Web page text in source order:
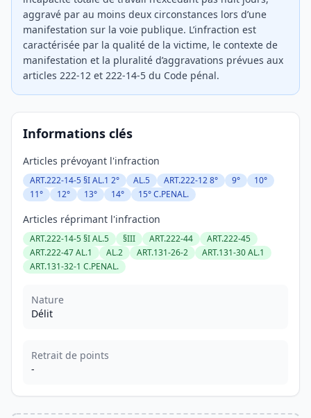
aggravé par au moins deux circonstances lors d’une
manifestation sur la voie publique. L’infraction est
caractérisée par la qualité de la victime, le contexte de
manifestation et la pluralité d’aggravations prévues aux
articles 222-12 et 222-14-5 du Code pénal.
Informations clés
Articles prévoyant l'infraction
ART.222-14-5 §I AL.1 2° AL.5 ART.222-12 8° 9°
10°
11°
12° 13° 14° 15° C.PENAL.
Articles réprimant l'infraction
ART.222-14-5 §I AL.5 §III ART.222-44
ART.222-45
ART.222-47 AL.1
AL.2 ART.131-26-2
ART.131-30 AL.1
ART.131-32-1 C.PENAL.
Nature
Délit
Retrait de points
-